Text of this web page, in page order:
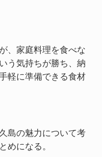
、家庭料理を食べな
う気持ちが勝ち、納
軽に準備できる食材
島の魅力について考
めになる。